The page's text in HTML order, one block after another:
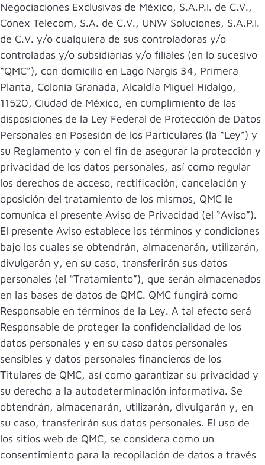
Negociaciones Exclusivas de México, S.A.P.I. de C.V.,
Conex Telecom, S.A. de C.V., UNW Soluciones, S.A.P.I.
de C.V. y/o cualquiera de sus controladoras y/o
controladas y/o subsidiarias y/o filiales (en lo sucesivo
“QMC”), con domicilio en Lago Nargis 34, Primera
Planta, Colonia Granada, Alcaldía Miguel Hidalgo,
11520, Ciudad de México, en cumplimiento de las
disposiciones de la Ley Federal de Protección de Datos
Personales en Posesión de los Particulares (la “Ley”) y
su Reglamento y con el fin de asegurar la protección y
privacidad de los datos personales, así como regular
los derechos de acceso, rectificación, cancelación y
oposición del tratamiento de los mismos, QMC le
comunica el presente Aviso de Privacidad (el “Aviso”).
El presente Aviso establece los términos y condiciones
bajo los cuales se obtendrán, almacenarán, utilizarán,
divulgarán y, en su caso, transferirán sus datos
personales (el “Tratamiento”), que serán almacenados
en las bases de datos de QMC. QMC fungirá como
Responsable en términos de la Ley. A tal efecto será
Responsable de proteger la confidencialidad de los
datos personales y en su caso datos personales
sensibles y datos personales financieros de los
Titulares de QMC, así como garantizar su privacidad y
su derecho a la autodeterminación informativa. Se
obtendrán, almacenarán, utilizarán, divulgarán y, en
su caso, transferirán sus datos personales. El uso de
los sitios web de QMC, se considera como un
consentimiento para la recopilación de datos a través